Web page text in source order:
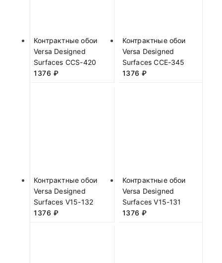
Контрактные обои
Versa Designed
Surfaces CCS-420
1376 ₽
Контрактные обои
Versa Designed
Surfaces CCE-345
1376 ₽
Контрактные обои
Versa Designed
Surfaces V15-132
1376 ₽
Контрактные обои
Versa Designed
Surfaces V15-131
1376 ₽